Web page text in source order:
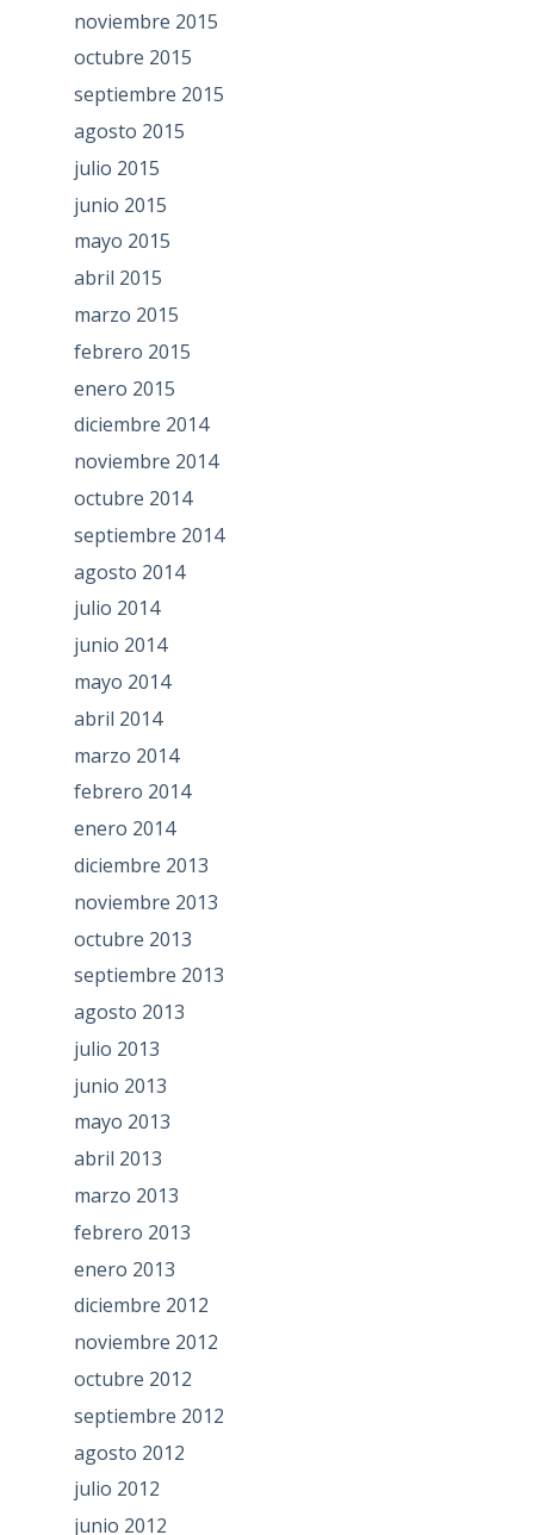
noviembre 2015
octubre 2015
septiembre 2015
agosto 2015
julio 2015
junio 2015
mayo 2015
abril 2015
marzo 2015
febrero 2015
enero 2015
diciembre 2014
noviembre 2014
octubre 2014
septiembre 2014
agosto 2014
julio 2014
junio 2014
mayo 2014
abril 2014
marzo 2014
febrero 2014
enero 2014
diciembre 2013
noviembre 2013
octubre 2013
septiembre 2013
agosto 2013
julio 2013
junio 2013
mayo 2013
abril 2013
marzo 2013
febrero 2013
enero 2013
diciembre 2012
noviembre 2012
octubre 2012
septiembre 2012
agosto 2012
julio 2012
junio 2012